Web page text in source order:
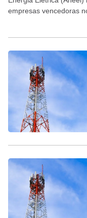
empresas vencedoras